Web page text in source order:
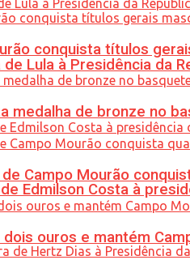
Lula à Presidência da
Edmilson Costa à
conquista títulos
medalha de bronze no
Campo Mourão
ouros e mantém